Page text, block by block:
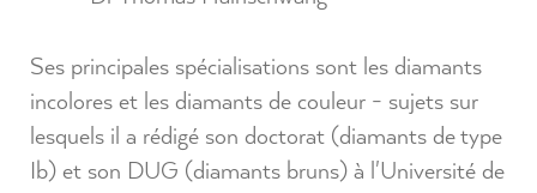
Ses principales spécialisations sont les diamants
incolores et les diamants de couleur - sujets sur
lesquels il a rédigé son doctorat (diamants de type
Ib) et son DUG (diamants bruns) à l'Université de